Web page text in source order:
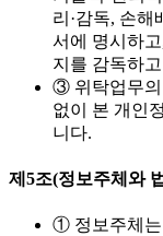
리·감독, 손
서에 명시하
지를 감독하
③ 위탁업무의
없이 본 개인
니다.
제5조(정보주체와
① 정보주체는